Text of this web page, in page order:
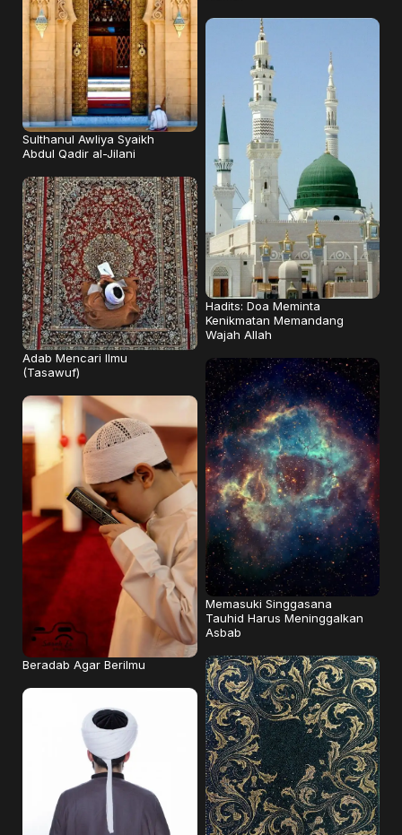
Sulthanul Awliya Syaikh
Abdul Qadir al-Jilani
Hadits: Doa Meminta
Kenikmatan Memandang
Wajah Allah
Adab Mencari Ilmu
(Tasawuf)
Memasuki Singgasana
Tauhid Harus Meninggalkan
Asbab
Beradab Agar Berilmu